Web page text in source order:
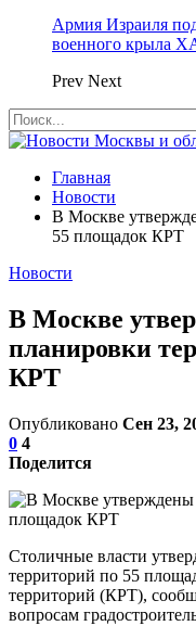
Армия Израиля
военного крыла
Prev Next
Главная
Новости
В Москве
55 площадок КРТ
Новости
В Москве
планировки
КРТ
Опубликовано Сен 23,
0 4
Поделится
Столичные власти
территорий по 55
территорий (КРТ),
вопросам